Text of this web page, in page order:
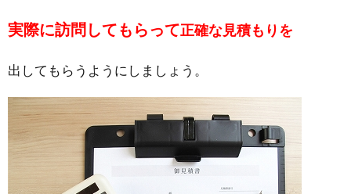
実際に訪問してもらって正確な見積もりを
出してもらうようにしましょう。